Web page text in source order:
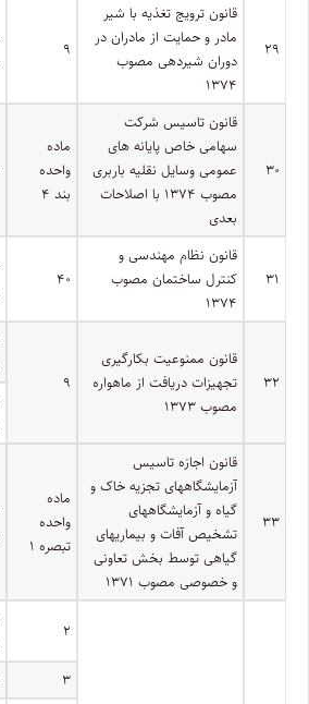
۲۹
قانون ترویج تغذیه با شیر
مادر و حمایت از مادران در
دوران شیردهی مصوب
۱۳۷۴
۹
۳۰
قانون تاسیس شرکت
سهامی خاص پایانه های
عمومی وسایل نقلیه باربری
مصوب ۱۳۷۴ با اصلاحات
بعدی
ماده
واحده
بند ۴
۳۱
قانون نظام مهندسی و
کنترل ساختمان مصوب
۱۳۷۴
۴۰
۳۲
قانون ممنوعیت بکارگیری
تجهیزات دریافت از ماهواره
مصوب ۱۳۷۳
۹
۳۳
قانون اجازه تاسیس
آزمایشگاههای تجزیه خاک و
گیاه و آزمایشگاههای
تشخیص آفات و بیماریهای
گیاهی توسط بخش تعاونی
و خصوصی مصوب ۱۳۷۱
ماده
واحده
تبصره ۱
۲
۳